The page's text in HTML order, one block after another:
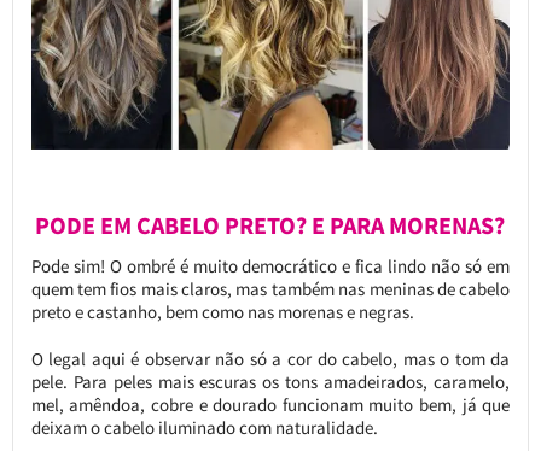
PODE EM CABELO PRETO? E PARA MORENAS?
Pode sim! O ombré é muito democrático e fica lindo não só em
quem tem fios mais claros, mas também nas meninas de cabelo
preto e castanho, bem como nas morenas e negras.
O legal aqui é observar não só a cor do cabelo, mas o tom da
pele. Para peles mais escuras os tons amadeirados, caramelo,
mel, amêndoa, cobre e dourado funcionam muito bem, já que
deixam o cabelo iluminado com naturalidade.